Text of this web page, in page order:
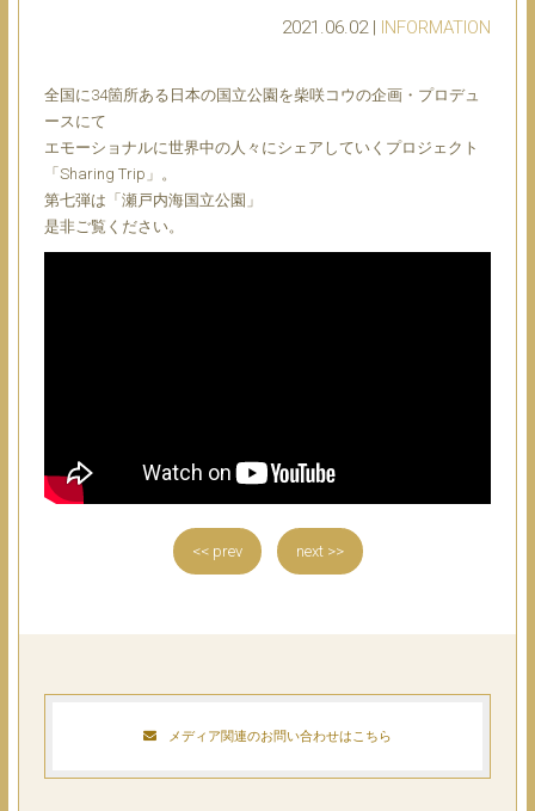
2021.06.02 | INFORMATION
全国に34箇所ある日本の国立公園を柴咲コウの企画・プロデュ
ースにて
エモーショナルに世界中の人々にシェアしていくプロジェクト
「Sharing Trip」。
第七弾は「瀬戸内海国立公園」
是非ご覧ください。
<< prev next >>
メディア関連のお問い合わせはこちら